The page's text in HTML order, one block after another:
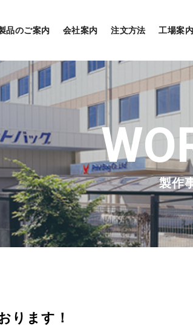
品のご案内 会社案内 注文方法 工場案内
製作
ります！